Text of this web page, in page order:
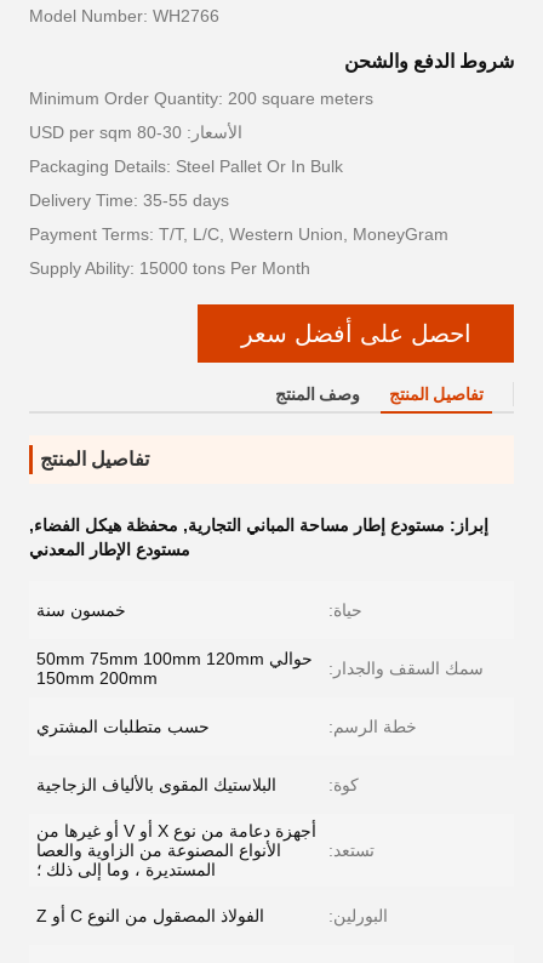
Model Number: WH2766
شروط الدفع والشحن
Minimum Order Quantity: 200 square meters
الأسعار: 30-80 USD per sqm
Packaging Details: Steel Pallet Or In Bulk
Delivery Time: 35-55 days
Payment Terms: T/T, L/C, Western Union, MoneyGram
Supply Ability: 15000 tons Per Month
احصل على أفضل سعر
تفاصيل المنتج وصف المنتج
تفاصيل المنتج
إبراز: مستودع إطار مساحة المباني التجارية, محفظة هيكل الفضاء,
مستودع الإطار المعدني
حياة: خمسون سنة
سمك السقف والجدار:
حوالي 50mm 75mm 100mm 120mm
150mm 200mm
خطة الرسم: حسب متطلبات المشتري
كوة: البلاستيك المقوى بالألياف الزجاجية
تستعد:
أجهزة دعامة من نوع X أو V أو غيرها من
الأنواع المصنوعة من الزاوية والعصا
المستديرة ، وما إلى ذلك ؛
البورلين: الفولاذ المصقول من النوع C أو Z